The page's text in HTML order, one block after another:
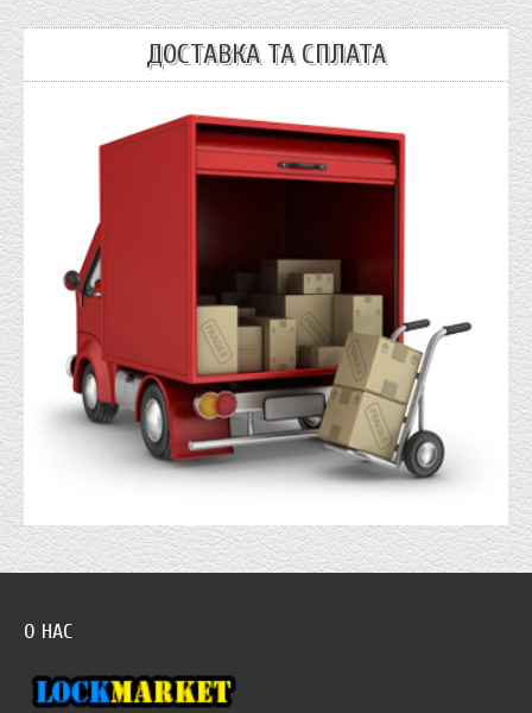
ДОСТАВКА ТА СПЛАТА
О НАС